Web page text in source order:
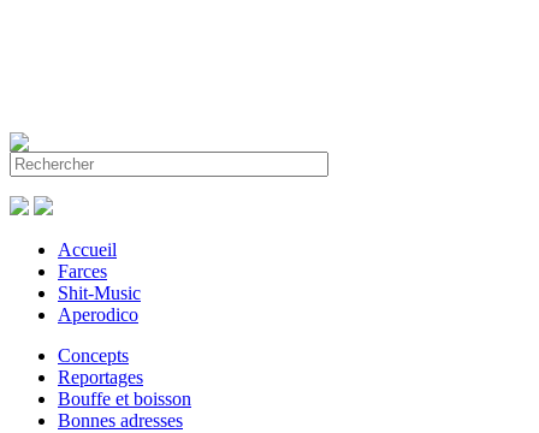
Accueil
Farces
Shit-Music
Aperodico
Concepts
Reportages
Bouffe et boisson
Bonnes adresses